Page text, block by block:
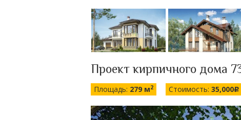
Проект кирпичного дома
Площадь: 279 м2 Стоимость: 35,000c